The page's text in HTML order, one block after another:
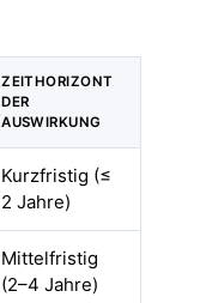
ZEITHORIZONT
DER
AUSWIRKUNG
Kurzfristig (≤
2 Jahre)
Mittelfristig
(2–4 Jahre)